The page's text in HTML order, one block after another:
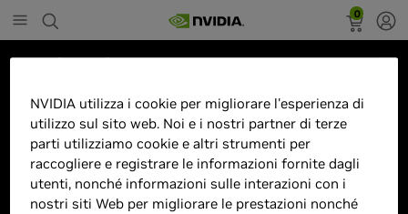
0
Marketplace
ROG Swift PG48UQ 47.5"4K Ultra
HD OLED Nero
NVIDIA utilizza i cookie per migliorare l'esperienza di
utilizzo sul sito web. Noi e i nostri partner di terze
parti utilizziamo cookie e altri strumenti per
raccogliere e registrare le informazioni fornite dagli
utenti, nonché informazioni sulle interazioni con i
nostri siti Web per migliorare le prestazioni nonché